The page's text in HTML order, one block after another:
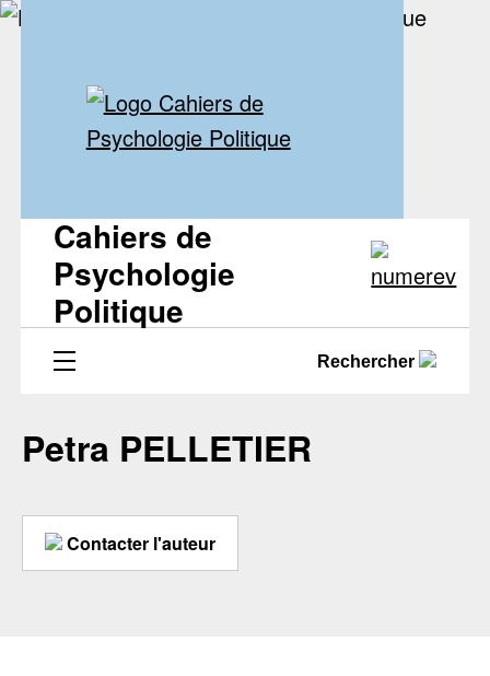
Cahiers de
Psychologie
Politique
Rechercher
Petra PELLETIER
Contacter l'auteur